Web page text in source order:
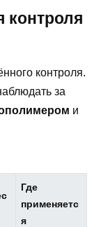
контроля.
за
и
Где
применяетс
я